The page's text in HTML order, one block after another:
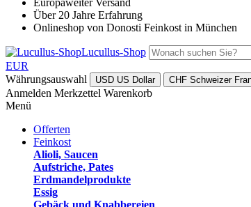
Europaweiter Versand
Über 20 Jahre Erfahrung
Onlineshop von Donosti Feinkost in München
Lucullus-Shop
EUR
Währungsauswahl
USD US Dollar CHF Schweizer
Anmelden Merkzettel Warenkorb
Menü
Offerten
Feinkost
Alioli, Saucen
Aufstriche, Pates
Erdmandelprodukte
Essig
Gebäck und Knabbereien